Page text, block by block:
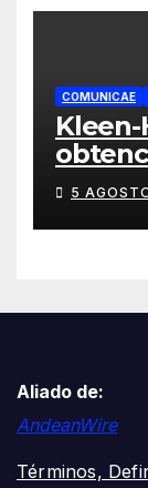
COMUNICAE
Kleen-
ISO
5
Aliado de:
AndeanWire
Términos,